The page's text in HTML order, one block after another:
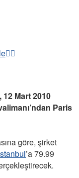
12 Mart 2010
Paris
göre, şirket
’a 79.99